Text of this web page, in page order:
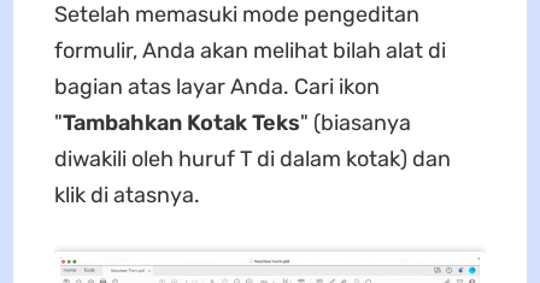
Setelah memasuki mode pengeditan
formulir, Anda akan melihat bilah alat di
bagian atas layar Anda. Cari ikon
"Tambahkan Kotak Teks" (biasanya
diwakili oleh huruf T di dalam kotak) dan
klik di atasnya.